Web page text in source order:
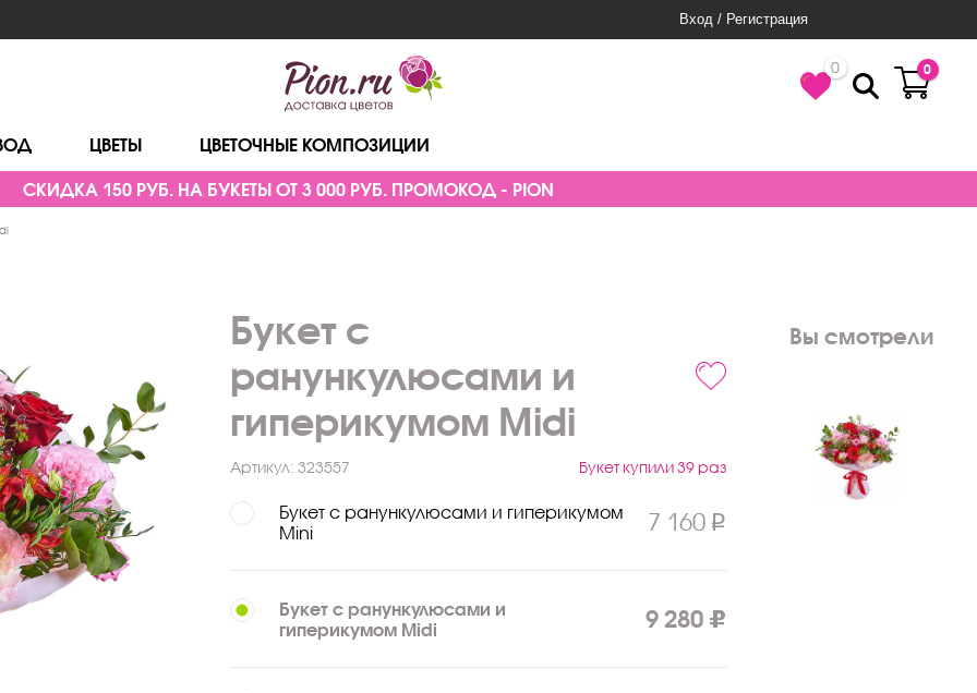
Вход / Регистрация
0 0
ЦВЕТЫ ЦВЕТОЧНЫЕ КОМПОЗИЦИИ
СКИДКА 150 РУБ. НА БУКЕТЫ ОТ 3 000 РУБ. ПРОМОКОД - PION
Букет с
ранункулюсами и
гиперикумом Midi
Артикул: 323557 Букет купили 39 раз
Букет с ранункулюсами и гиперикумом
Mini
7 160
Букет с ранункулюсами и
гиперикумом Midi
9 280
Вы смотрели